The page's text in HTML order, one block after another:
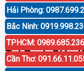
Xuyên, An Giang
Tư vấn:0919.998.236
Tại Rạch Giá -
Hải Phòng:
Bắc Ninh:
TPHCM: 0989.685.236
Cần Thơ: